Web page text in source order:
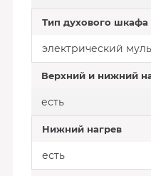
Тип духового шкафа
электрический
Верхний и нижний
есть
Нижний нагрев
есть